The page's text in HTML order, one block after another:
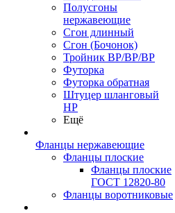
Полусгоны
нержавеющие
Сгон длинный
Сгон (Бочонок)
Тройник ВР/ВР/ВР
Футорка
Футорка обратная
Штуцер шланговый
НР
Ещё
Фланцы нержавеющие
Фланцы плоские
Фланцы плоские
ГОСТ 12820-80
Фланцы воротниковые